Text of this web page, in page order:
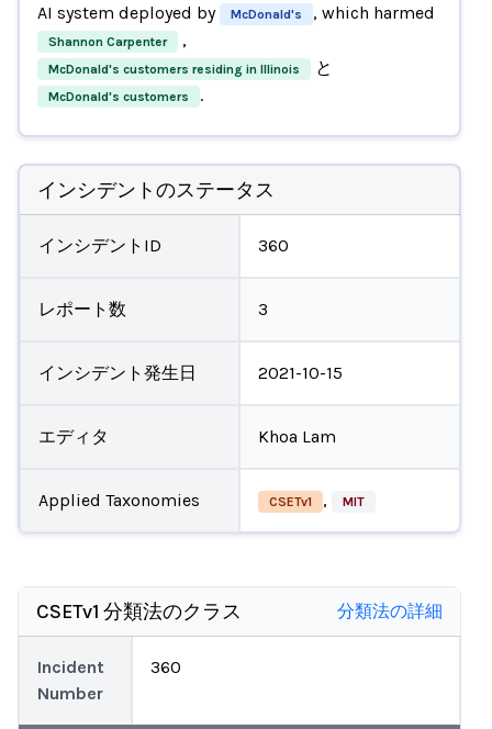
AI system deployed by
McDonald's , which harmed
Shannon Carpenter ,
McDonald's customers residing in Illinois と
McDonald's customers .
インシデントのステータス
インシデントID 360
レポート数 3
インシデント発生日 2021-10-15
エディタ Khoa Lam
Applied Taxonomies CSETv1 , MIT
CSETv1 分類法のクラス 分類法の詳細
Incident
Number
360